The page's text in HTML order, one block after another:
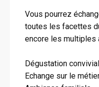
Vous pourrez
toutes les facettes
encore les multiples
Dégustation
Echange sur le